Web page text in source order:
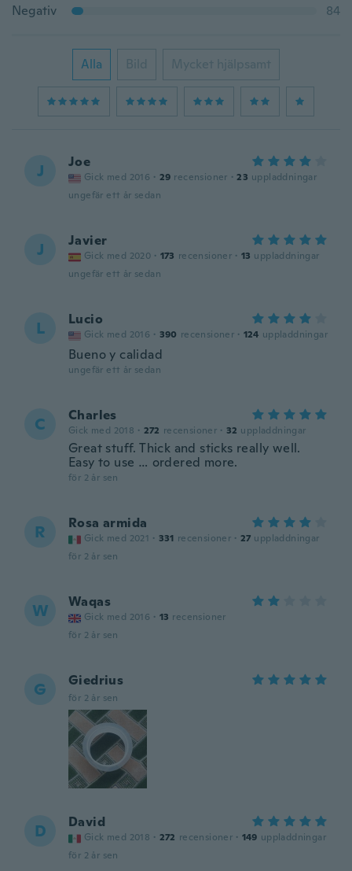
Negativ
84
Alla Bild Mycket hjälpsamt
J Joe
Gick med 2016 · 29 recensioner · 23 uppladdningar
ungefär ett år sedan
J Javier
Gick med 2020 · 173 recensioner · 13 uppladdningar
ungefär ett år sedan
L Lucio
Gick med 2016 · 390 recensioner · 124 uppladdningar
Bueno y calidad
ungefär ett år sedan
C Charles
Gick med 2018 · 272 recensioner · 32 uppladdningar
Great stuff. Thick and sticks really well.
Easy to use … ordered more.
för 2 år sen
R Rosa armida
Gick med 2021 · 331 recensioner · 27 uppladdningar
för 2 år sen
W Waqas
Gick med 2016 · 13 recensioner
för 2 år sen
G Giedrius
för 2 år sen
D David
Gick med 2018 · 272 recensioner · 149 uppladdningar
för 2 år sen